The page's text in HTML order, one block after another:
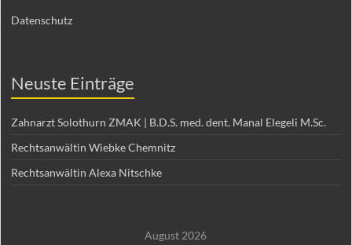
Datenschutz
Neuste Einträge
Zahnarzt Solothurn ZMAK | B.D.S. med. dent. Manal Elegeli M.Sc.
Rechtsanwältin Wiebke Chemnitz
Rechtsanwältin Alexa Nitschke
August 2026